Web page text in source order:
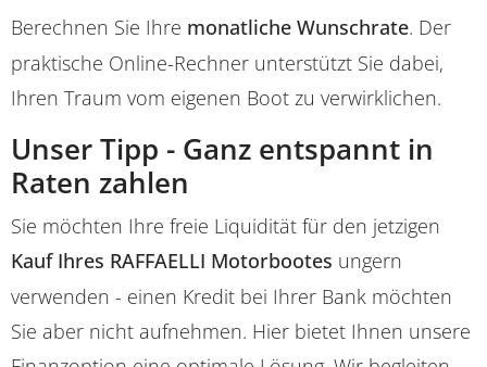
Berechnen Sie Ihre monatliche Wunschrate. Der
praktische Online-Rechner unterstützt Sie dabei,
Ihren Traum vom eigenen Boot zu verwirklichen.
Unser Tipp - Ganz entspannt in
Raten zahlen
Sie möchten Ihre freie Liquidität für den jetzigen
Kauf Ihres RAFFAELLI Motorbootes ungern
verwenden - einen Kredit bei Ihrer Bank möchten
Sie aber nicht aufnehmen. Hier bietet Ihnen unsere